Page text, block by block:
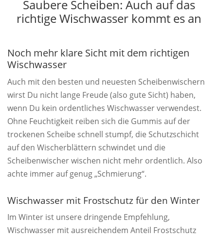
Saubere Scheiben: Auch auf das
richtige Wischwasser kommt es an
Noch mehr klare Sicht mit dem richtigen
Wischwasser
Auch mit den besten und neuesten Scheibenwischern
wirst Du nicht lange Freude (also gute Sicht) haben,
wenn Du kein ordentliches Wischwasser verwendest.
Ohne Feuchtigkeit reiben sich die Gummis auf der
trockenen Scheibe schnell stumpf, die Schutzschicht
auf den Wischerblättern schwindet und die
Scheibenwischer wischen nicht mehr ordentlich. Also
achte immer auf genug „Schmierung“.
Wischwasser mit Frostschutz für den Winter
Im Winter ist unsere dringende Empfehlung,
Wischwasser mit ausreichendem Anteil Frostschutz